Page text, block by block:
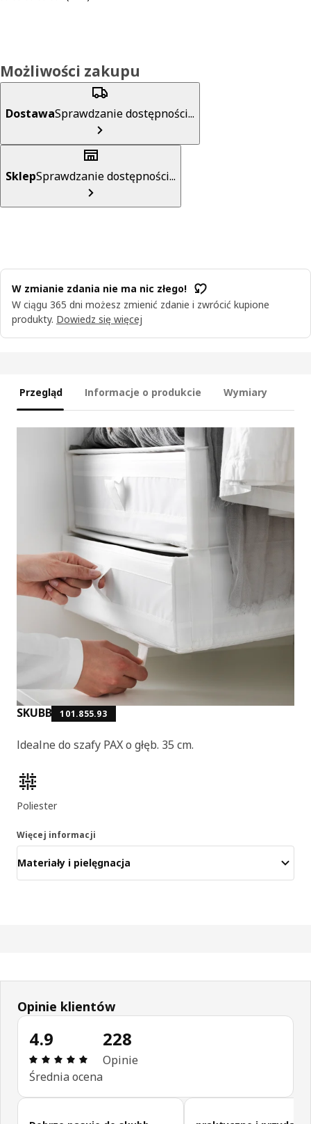
Możliwości zakupu
DostawaSprawdzanie dostępności...
SklepSprawdzanie dostępności...
W zmianie zdania nie ma nic złego!
W ciągu 365 dni możesz zmienić zdanie i zwrócić kupione
produkty. Dowiedz się więcej
Przegląd Informacje o produkcie Wymiary
SKUBB 101.855.93
Idealne do szafy PAX o głęb. 35 cm.
Cechy produktu
Poliester
Więcej informacji
Materiały i pielęgnacja
Opinie klientów
4.9
Opinia: 4.9 na 5 gwiazdki. Recenzje ogółem: 228
Średnia ocena
228
Opinie
Pomiń opinie klientów